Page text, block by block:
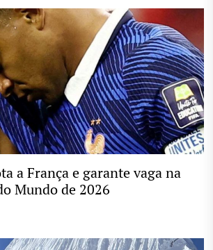
a França e garante vaga na
Mundo de 2026